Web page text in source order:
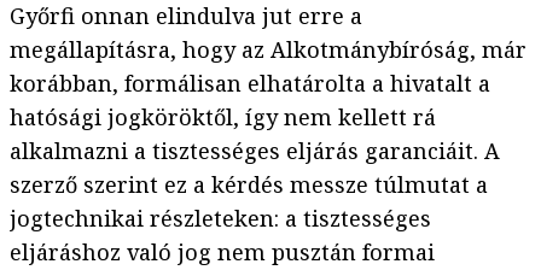
Győrfi onnan elindulva jut erre a
megállapításra, hogy az Alkotmánybíróság, már
korábban, formálisan elhatárolta a hivatalt a
hatósági jogköröktől, így nem kellett rá
alkalmazni a tisztességes eljárás garanciáit. A
szerző szerint ez a kérdés messze túlmutat a
jogtechnikai részleteken: a tisztességes
eljáráshoz való jog nem pusztán formai